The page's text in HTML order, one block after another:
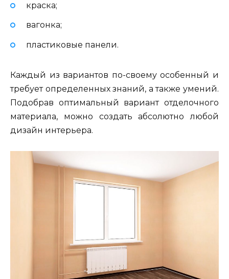
краска;
вагонка;
пластиковые панели.
Каждый из вариантов по-своему особенный и
требует определенных знаний, а также умений.
Подобрав оптимальный вариант отделочного
материала, можно создать абсолютно любой
дизайн интерьера.